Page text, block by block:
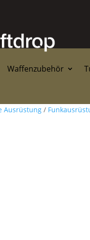
Waffenzubehör
Ausrüstung /